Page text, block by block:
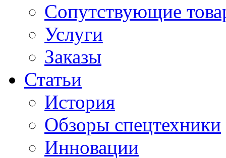
Сопутствующие
Услуги
Заказы
Статьи
История
Обзоры спецтехники
Инновации